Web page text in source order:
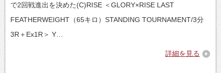
で2回戦進出を決めた(C)RISE ＜GLORY×RISE LAST
FEATHERWEIGHT（65キロ）STANDING TOURNAMENT/3分
3R＋Ex1R＞ Y…
詳細を見る